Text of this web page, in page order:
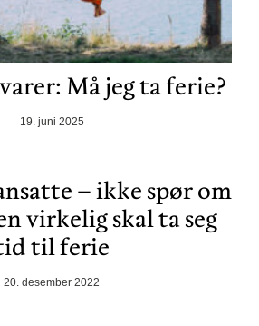
Må jeg ta ferie?
19. juni 2025
– ikke spør om
virkelig skal ta seg
til ferie
20. desember 2022